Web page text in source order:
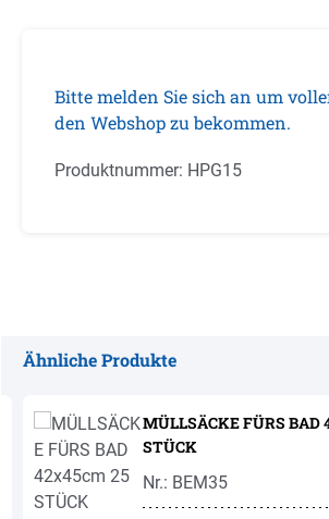
Bitte melden Sie sich an um
den Webshop zu bekommen.
Produktnummer: HPG15
Ähnliche Produkte
MÜLLSÄCKE FÜRS BAD
STÜCK
Nr.: BEM35